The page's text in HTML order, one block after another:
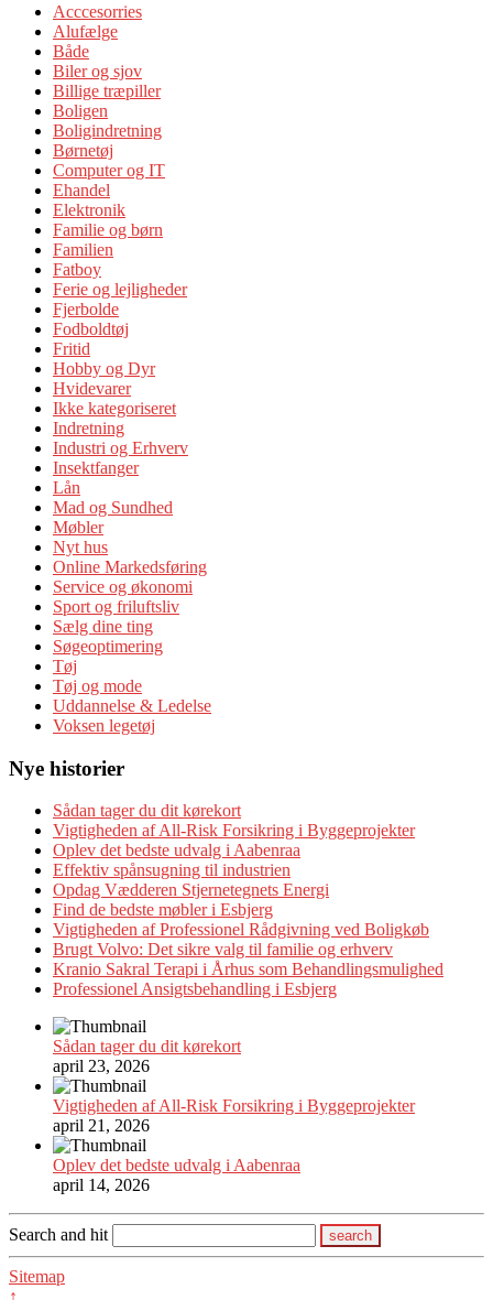
Acccesorries
Alufælge
Både
Biler og sjov
Billige træpiller
Boligen
Boligindretning
Børnetøj
Computer og IT
Ehandel
Elektronik
Familie og børn
Familien
Fatboy
Ferie og lejligheder
Fjerbolde
Fodboldtøj
Fritid
Hobby og Dyr
Hvidevarer
Ikke kategoriseret
Indretning
Industri og Erhverv
Insektfanger
Lån
Mad og Sundhed
Møbler
Nyt hus
Online Markedsføring
Service og økonomi
Sport og friluftsliv
Sælg dine ting
Søgeoptimering
Tøj
Tøj og mode
Uddannelse & Ledelse
Voksen legetøj
Nye historier
Sådan tager du dit kørekort
Vigtigheden af All-Risk Forsikring i Byggeprojekter
Oplev det bedste udvalg i Aabenraa
Effektiv spånsugning til industrien
Opdag Vædderen Stjernetegnets Energi
Find de bedste møbler i Esbjerg
Vigtigheden af Professionel Rådgivning ved Boligkøb
Brugt Volvo: Det sikre valg til familie og erhverv
Kranio Sakral Terapi i Århus som Behandlingsmulighed
Professionel Ansigtsbehandling i Esbjerg
Sådan tager du dit kørekort
april 23, 2026
Vigtigheden af All-Risk Forsikring i Byggeprojekter
april 21, 2026
Oplev det bedste udvalg i Aabenraa
april 14, 2026
Search and hit
Sitemap